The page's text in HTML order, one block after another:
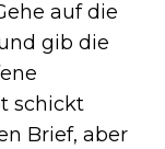
auf die
gib die
schickt
Brief, aber